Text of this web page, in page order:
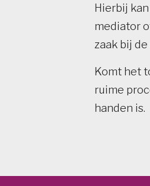
Hierbij
mediator
zaak bij
Komt het
ruime
handen is.